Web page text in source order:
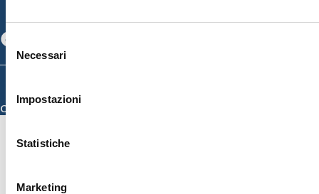
Selezione
delNecessari
Impostazioni
Statistiche
Marketing
Specializzazione)
Credits